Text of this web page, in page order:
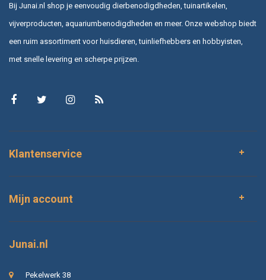
Bij Junai.nl shop je eenvoudig dierbenodigdheden, tuinartikelen,
vijverproducten, aquariumbenodigdheden en meer. Onze webshop biedt
een ruim assortiment voor huisdieren, tuinliefhebbers en hobbyisten,
met snelle levering en scherpe prijzen.
Klantenservice
Mijn account
Junai.nl
Pekelwerk 38